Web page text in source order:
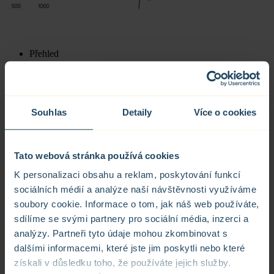
Souhlas Detaily Více o cookies
Tato webová stránka používá cookies
K personalizaci obsahu a reklam, poskytování funkcí
sociálních médií a analýze naší návštěvnosti využíváme
soubory cookie. Informace o tom, jak náš web používáte,
sdílíme se svými partnery pro sociální média, inzerci a
analýzy. Partneři tyto údaje mohou zkombinovat s
dalšími informacemi, které jste jim poskytli nebo které
získali v důsledku toho, že používáte jejich služby.
Přehled
2+kk
JádroC
2,3 m²
Koupelna + WC
4,9 m²
Obývací pokoj + KK
22,6 m²
Ložnice
Balkon
6,9 m²
Užitná plocha bytu